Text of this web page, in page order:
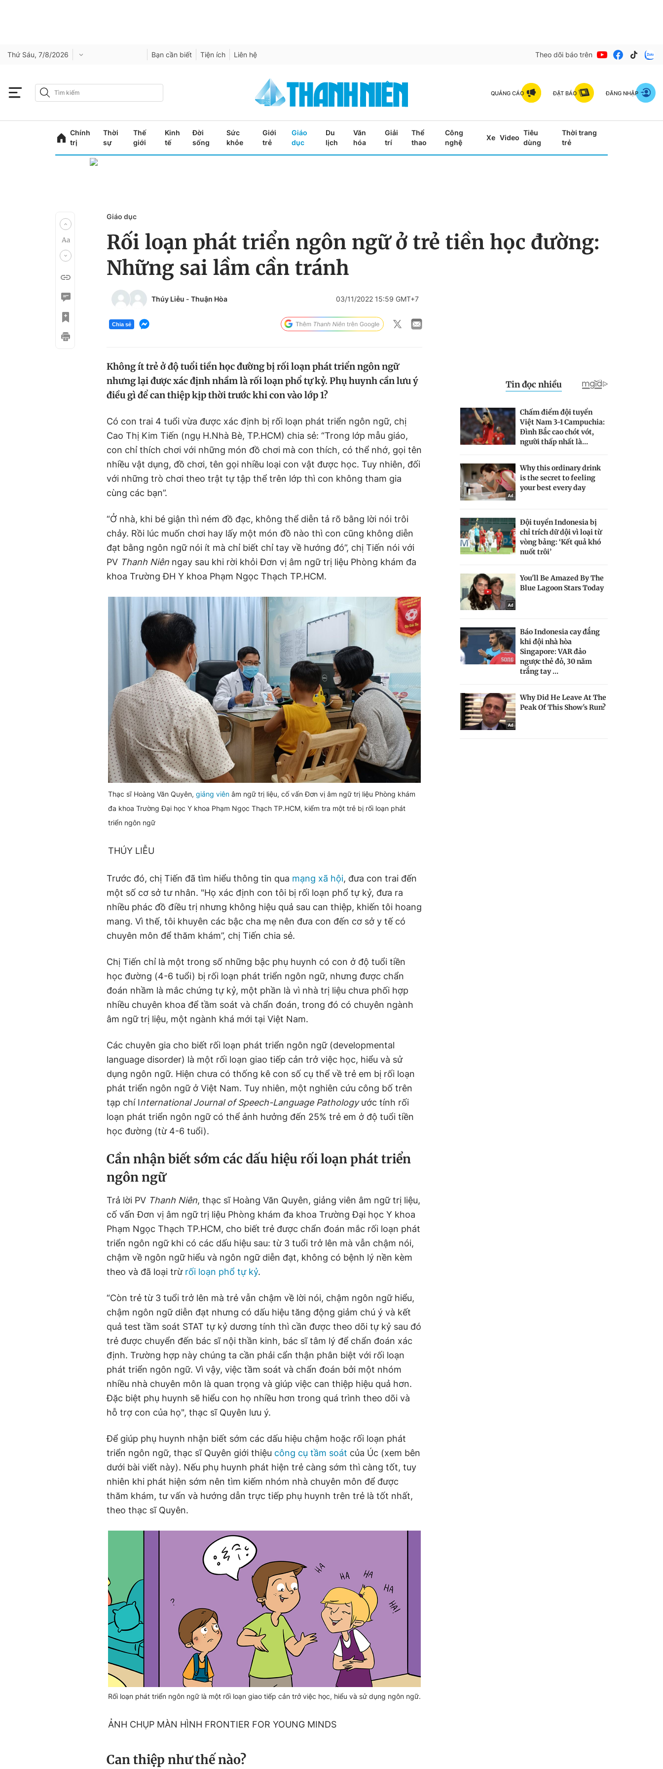
Thứ Sáu, 7/8/2026 Bạn cần biết Tiện ích Liên hệ Theo dõi báo trên
QUẢNG CÁO ĐẶT BÁO ĐĂNG NHẬP
Chính
trị
Thời
sự
Thế
giới
Kinh
tế
Đời
sống
Sức
khỏe
Giới
trẻ
Giáo
dục
Du
lịch
Văn
hóa
Giải
trí
Thể
thao
Công
nghệ
Xe Video
Tiêu
dùng
Thời trang
trẻ
Giáo dục
Rối loạn phát triển ngôn ngữ ở trẻ tiền học đường:
Những sai lầm cần tránh
Thúy Liễu - Thuận Hòa 03/11/2022 15:59 GMT+7
Chia sẻ
Không ít trẻ ở độ tuổi tiền học đường bị rối loạn phát triển ngôn ngữ
nhưng lại được xác định nhầm là rối loạn phổ tự kỷ. Phụ huynh cần lưu ý
điều gì để can thiệp kịp thời trước khi con vào lớp 1?
Có con trai 4 tuổi vừa được xác định bị rối loạn phát triển ngôn ngữ, chị
Cao Thị Kim Tiến (ngụ H.Nhà Bè, TP.HCM) chia sẻ: “Trong lớp mẫu giáo,
con chỉ thích chơi với những món đồ chơi mà con thích, có thể nhớ, gọi tên
nhiều vật dụng, đồ chơi, tên gọi nhiều loại con vật được học. Tuy nhiên, đối
với những trò chơi theo trật tự tập thể trên lớp thì con không tham gia
cùng các bạn”.
“Ở nhà, khi bé giận thì ném đồ đạc, không thể diễn tả rõ bằng lời nói trôi
chảy. Rồi lúc muốn chơi hay lấy một món đồ nào thì con cũng không diễn
đạt bằng ngôn ngữ nói ít mà chỉ biết chỉ tay về hướng đó”, chị Tiến nói với
PV Thanh Niên ngay sau khi rời khỏi Đơn vị âm ngữ trị liệu Phòng khám đa
khoa Trường ĐH Y khoa Phạm Ngọc Thạch TP.HCM.
Thạc sĩ Hoàng Văn Quyên, giảng viên âm ngữ trị liệu, cố vấn Đơn vị âm ngữ trị liệu Phòng khám
đa khoa Trường Đại học Y khoa Phạm Ngọc Thạch TP.HCM, kiểm tra một trẻ bị rối loạn phát
triển ngôn ngữ
THÚY LIỄU
Trước đó, chị Tiến đã tìm hiểu thông tin qua mạng xã hội, đưa con trai đến
một số cơ sở tư nhân. "Họ xác định con tôi bị rối loạn phổ tự kỷ, đưa ra
nhiều phác đồ điều trị nhưng không hiệu quả sau can thiệp, khiến tôi hoang
mang. Vì thế, tôi khuyên các bậc cha mẹ nên đưa con đến cơ sở y tế có
chuyên môn để thăm khám”, chị Tiến chia sẻ.
Chị Tiến chỉ là một trong số những bậc phụ huynh có con ở độ tuổi tiền
học đường (4-6 tuổi) bị rối loạn phát triển ngôn ngữ, nhưng được chẩn
đoán nhầm là mắc chứng tự kỷ, một phần là vì nhà trị liệu chưa phối hợp
nhiều chuyên khoa để tầm soát và chẩn đoán, trong đó có chuyên ngành
âm ngữ trị liệu, một ngành khá mới tại Việt Nam.
Các chuyên gia cho biết rối loạn phát triển ngôn ngữ (developmental
language disorder) là một rối loạn giao tiếp cản trở việc học, hiểu và sử
dụng ngôn ngữ. Hiện chưa có thống kê con số cụ thể về trẻ em bị rối loạn
phát triển ngôn ngữ ở Việt Nam. Tuy nhiên, một nghiên cứu công bố trên
tạp chí International Journal of Speech-Language Pathologyước tính rối
loạn phát triển ngôn ngữ có thể ảnh hưởng đến 25% trẻ em ở độ tuổi tiền
học đường (từ 4-6 tuổi).
Cần nhận biết sớm các dấu hiệu rối loạn phát triển
ngôn ngữ
Trả lời PV Thanh Niên, thạc sĩ Hoàng Văn Quyên, giảng viên âm ngữ trị liệu,
cố vấn Đơn vị âm ngữ trị liệu Phòng khám đa khoa Trường Đại học Y khoa
Phạm Ngọc Thạch TP.HCM, cho biết trẻ được chẩn đoán mắc rối loạn phát
triển ngôn ngữ khi có các dấu hiệu sau: từ 3 tuổi trở lên mà vẫn chậm nói,
chậm về ngôn ngữ hiểu và ngôn ngữ diễn đạt, không có bệnh lý nền kèm
theo và đã loại trừ rối loạn phổ tự kỷ.
“Còn trẻ từ 3 tuổi trở lên mà trẻ vẫn chậm về lời nói, chậm ngôn ngữ hiểu,
chậm ngôn ngữ diễn đạt nhưng có dấu hiệu tăng động giảm chú ý và kết
quả test tầm soát STAT tự kỷ dương tính thì cần được theo dõi tự kỷ sau đó
trẻ được chuyển đến bác sĩ nội thần kinh, bác sĩ tâm lý để chẩn đoán xác
định. Trường hợp này chúng ta cần phải cẩn thận phân biệt với rối loạn
phát triển ngôn ngữ. Vì vậy, việc tầm soát và chẩn đoán bởi một nhóm
nhiều nhà chuyên môn là quan trọng và giúp việc can thiệp hiệu quả hơn.
Đặc biệt phụ huynh sẽ hiểu con họ nhiều hơn trong quá trình theo dõi và
hỗ trợ con của họ", thạc sĩ Quyên lưu ý.
Để giúp phụ huynh nhận biết sớm các dấu hiệu chậm hoặc rối loạn phát
triển ngôn ngữ, thạc sĩ Quyên giới thiệu công cụ tầm soát của Úc (xem bên
dưới bài viết này). Nếu phụ huynh phát hiện trẻ càng sớm thì càng tốt, tuy
nhiên khi phát hiện sớm nên tìm kiếm nhóm nhà chuyên môn để được
thăm khám, tư vấn và hướng dẫn trực tiếp phụ huynh trên trẻ là tốt nhất,
theo thạc sĩ Quyên.
Rối loạn phát triển ngôn ngữ là một rối loạn giao tiếp cản trở việc học, hiểu và sử dụng ngôn ngữ.
ẢNH CHỤP MÀN HÌNH FRONTIER FOR YOUNG MINDS
Can thiệp như thế nào?